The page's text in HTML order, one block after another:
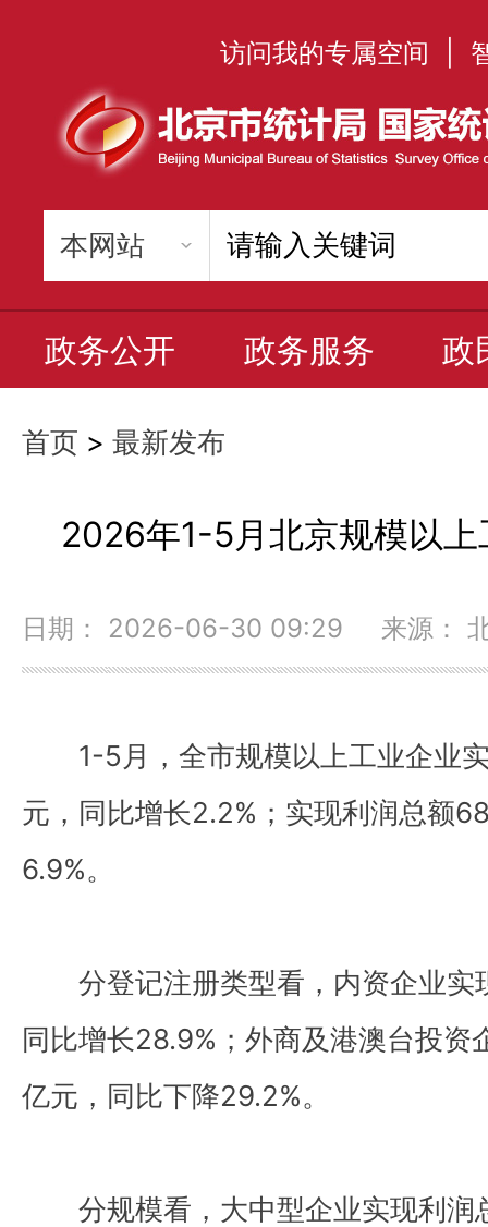
访问我的专属空间
政务公开 政务服务 政
首页 > 最新发布
2026年1-5月北京规模以
日期： 2026-06-30 09:29 来源：
1-5月，全市规模以上工业企业
元，同比增长2.2%；实现利润总额
6.9%。
分登记注册类型看，内资企业实
同比增长28.9%；外商及港澳台投资
亿元，同比下降29.2%。
分规模看，大中型企业实现利